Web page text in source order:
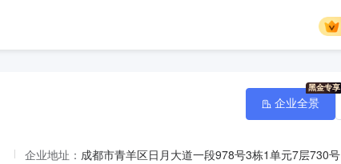
企业地址： 成都市青羊区日月大道一段978号3栋1单元7层730号
企业全景